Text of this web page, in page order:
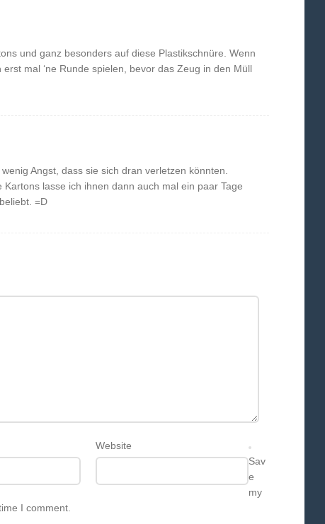
und ganz besonders auf diese Plastikschnüre. Wenn
mal ‘ne Runde spielen, bevor das Zeug in den Müll
Angst, dass sie sich dran verletzen könnten.
lasse ich ihnen dann auch mal ein paar Tage
=D
Website
Sav
e
my
I comment.